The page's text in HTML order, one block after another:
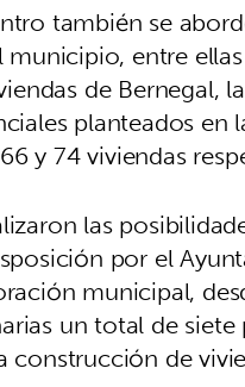
también se
municipio, entre
de Bernegal,
planteados en
y 74 viviendas
las
por el
municipal,
un total de
construcción de